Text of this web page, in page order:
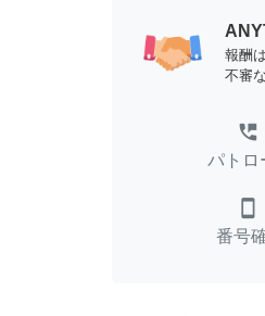
報酬
不審
perm_phone_msg
パトロ
smartphone
番号